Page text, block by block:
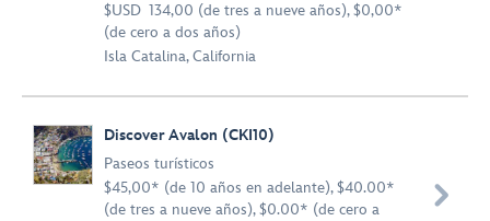
$USD 134,00 (de tres a nueve años), $0,00*
(de cero a dos años)
Isla Catalina, California
Discover Avalon (CKI10)
Paseos turísticos
$45,00* (de 10 años en adelante), $40.00*
(de tres a nueve años), $0.00* (de cero a
